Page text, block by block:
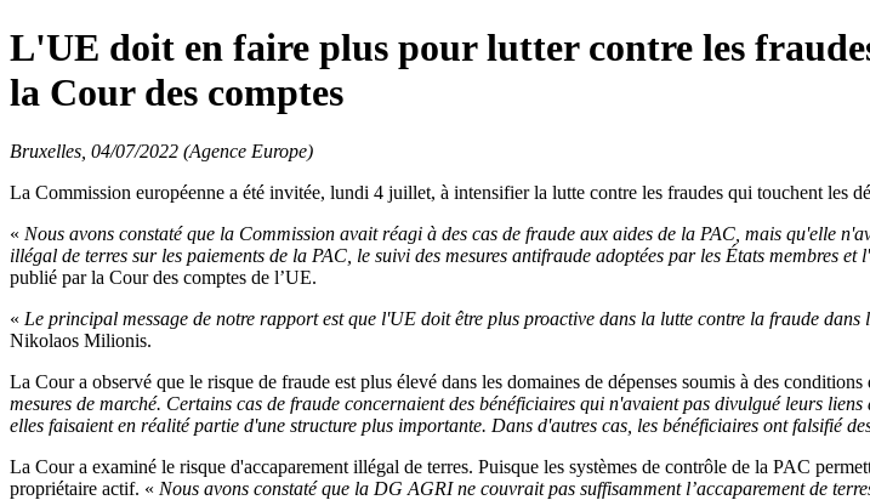
L'UE doit en faire plus pour lutter contre les
la Cour des comptes
Bruxelles, 04/07/2022 (Agence Europe)
La Commission européenne a été invitée, lundi 4 juillet, à intensifier la lutte contre les fraudes qui touchent les
« Nous avons constaté que la Commission avait réagi à des cas de fraude aux aides de la PAC, mais qu'elle
illégal de terres sur les paiements de la PAC, le suivi des mesures antifraude adoptées par les États membres
publié par la Cour des comptes de l’UE.
« Le principal message de notre rapport est que l'UE doit être plus proactive dans la lutte contre la fraude dans
Nikolaos Milionis.
La Cour a observé que le risque de fraude est plus élevé dans les domaines de dépenses soumis à des
mesures de marché. Certains cas de fraude concernaient des bénéficiaires qui n'avaient pas divulgué leurs
elles faisaient en réalité partie d'une structure plus importante. Dans d'autres cas, les bénéficiaires ont falsifié
La Cour a examiné le risque d'accaparement illégal de terres. Puisque les systèmes de contrôle de la PAC
propriétaire actif. « Nous avons constaté que la DG AGRI ne couvrait pas suffisamment l’accaparement de